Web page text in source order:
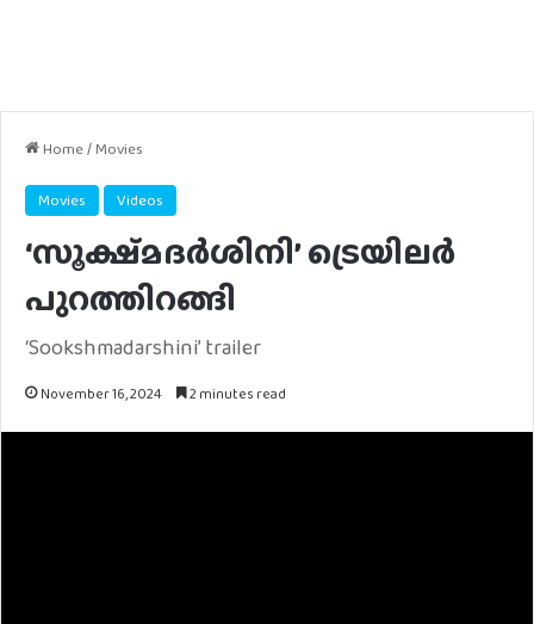
Home/ Movies
Movies Videos
‘സൂക്ഷ്‍മദര്‍ശിനി’ ട്രെയിലര്‍
പുറത്തിറങ്ങി
‘Sookshmadarshini’ trailer
November 16, 2024 2 minutes read